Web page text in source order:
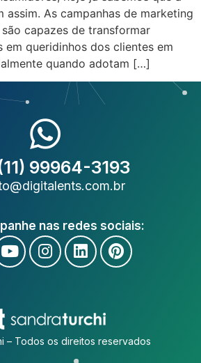
assim. As campanhas de marketing
capazes de transformar
em queridinhos dos clientes em
quando adotam […]
99964-3193
nas redes sociais:
– Todos os direitos reservados